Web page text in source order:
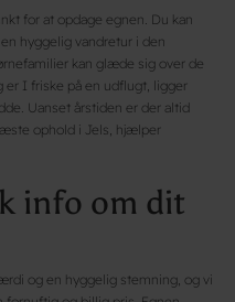
for at opdage egnen. Du kan
hyggelig vandretur i den
kan glæde sig over de
I friske på en udflugt, ligger
Uanset årstiden er der altid
ophold i Jels, hjælper
info om dit
og en hyggelig stemning, og vi